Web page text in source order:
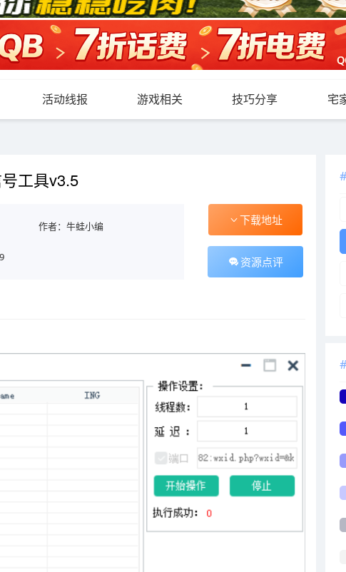
活动线报 游戏相关 技巧分享 宅
工具v3.5
作者：牛蛙小编 下载地址
资源点评